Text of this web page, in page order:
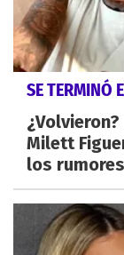
SE TERMINÓ
Milett
los